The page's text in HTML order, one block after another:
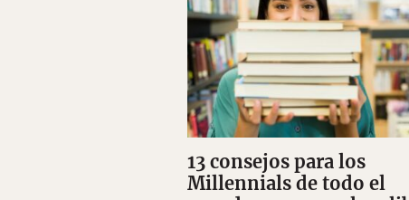
13 consejos para los
Millennials de todo el